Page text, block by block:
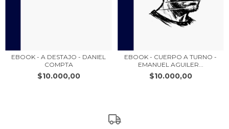
EBOOK - A DESTAJO - DANIEL
COMPTA
$10.000,00
EBOOK - CUERPO A TURNO -
EMANUEL AGUILER...
$10.000,00